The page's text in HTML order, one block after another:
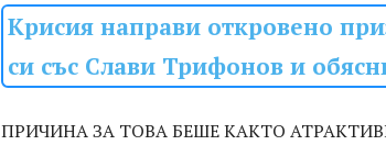
Крисия направи откровено
си със Слави Трифонов и
ПРИЧИНА ЗА ТОВА БЕШЕ КАКТО